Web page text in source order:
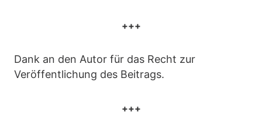
+++
Dank an den Autor für das Recht zur
Veröffentlichung des Beitrags.
+++